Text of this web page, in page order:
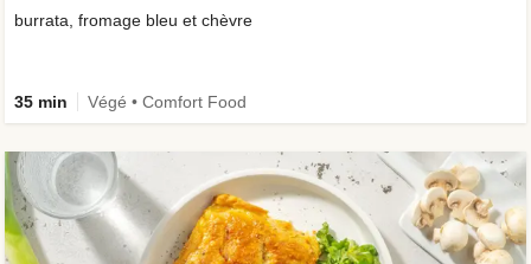
burrata, fromage bleu et chèvre
35 min Végé • Comfort Food